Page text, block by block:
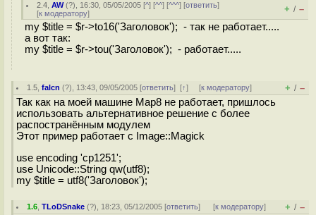
2.4 ,AW(?), 16:30, 05/05/2005 [^] [^^] [^^^] [ответить]
[к модератору] + / –
my $title = $r->to16('Заголовок'); - так не работает.....
а вот так:
my $title = $r->tou('Заголовок'); - работает.....
1.5 ,falcn (?), 13:43, 09/05/2005 [ответить][↑] [к модератору] + / –
Так как на моей машине Map8 не работает, пришлось
использовать альтернативное решение с более
распостранённым модулем
Этот пример работает с Image::Magick
use encoding 'cp1251';
use Unicode::String qw(utf8);
my $title = utf8('Заголовок');
1.6 ,TLoDSnake (?), 18:23, 05/12/2005 [ответить] [к модератору] + / –